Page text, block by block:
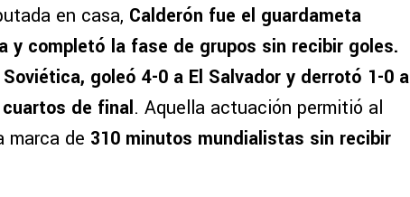
en casa, Calderón fue el guardameta
y completó la fase de grupos sin recibir goles.
goleó 4-0 a El Salvador y derrotó 1-0 a
de final. Aquella actuación permitió al
marca de 310 minutos mundialistas sin recibir